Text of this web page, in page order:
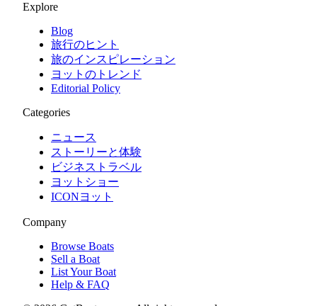
Explore
Blog
旅行のヒント
旅のインスピレーション
ヨットのトレンド
Editorial Policy
Categories
ニュース
ストーリーと体験
ビジネストラベル
ヨットショー
ICONヨット
Company
Browse Boats
Sell a Boat
List Your Boat
Help & FAQ